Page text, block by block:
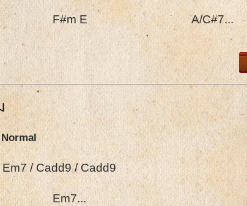
E A/C#7...
Em7 / Cadd9 / Cadd9